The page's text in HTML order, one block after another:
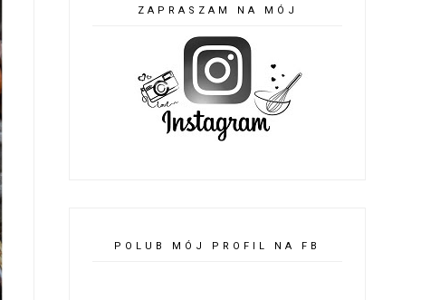
ZAPRASZAM NA MÓJ
POLUB MÓJ PROFIL NA FB